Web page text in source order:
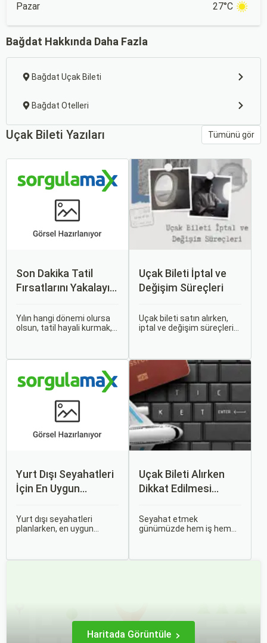
Pazar 27°C
Bağdat Hakkında Daha Fazla
Bağdat Uçak Bileti
Bağdat Otelleri
Uçak Bileti Yazıları Tümünü gör
Son Dakika Tatil
Fırsatlarını Yakalayın:
İpuçları
Yılın hangi dönemi olursa
olsun, tatil hayali kurmak,
anda bavulları toplayıp yola
çıkmak bazen zorlayıcı
Uçak Bileti İptal ve
Değişim Süreçleri
Uçak bileti satın alırken,
iptal ve değişim süreçlerini
büyük avantaj sağlar. Bu
makalede, uçak bileti iptal
ve değişim süreçlerinin
nasıl işlediği, hangi
durumlarda ücret iadesi
alabileceğiniz konularına
değineceğiz.
Yurt Dışı Seyahatleri
İçin En Uygun
Yurt dışı seyahatleri
planlarken, en uygun
Uçak Bileti Alırken
Dikkat Edilmesi
Nokta
Seyahat etmek
günümüzde hem iş hem
Haritada Görüntüle